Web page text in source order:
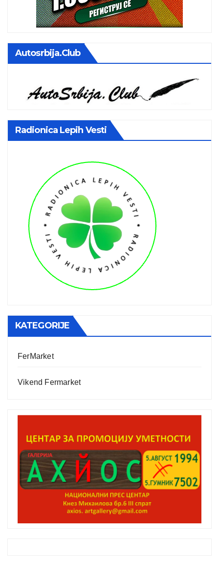
Autosrbija.club
Radionica Lepih Vesti
KATEGORIJE
FerMarket
Vikend Fermarket